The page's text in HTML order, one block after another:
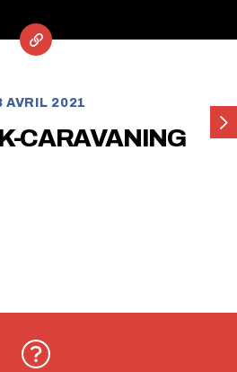
AVRIL 2021
CARAVANING